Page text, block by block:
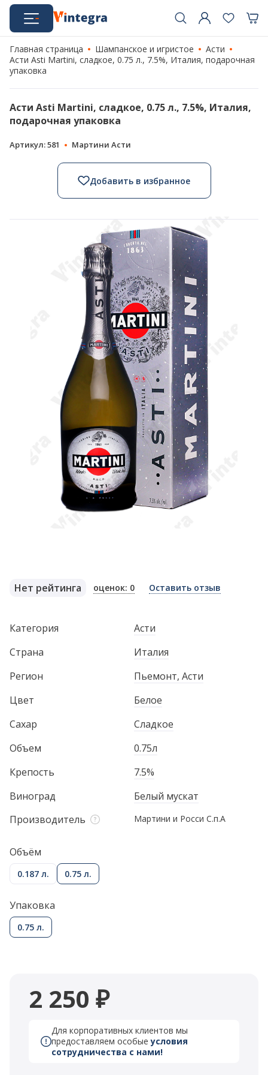
Главная страница Шампанское и игристое
Асти
Асти Asti Martini, сладкое, 0.75 л., 7.5%, Италия, подарочная
упаковка
Асти Asti Martini, сладкое, 0.75 л., 7.5%, Италия,
подарочная упаковка
Артикул: 581 Мартини Асти
Добавить в избранное
Нет рейтинга оценок: 0 Оставить отзыв
Категория
Асти
Страна
Италия
Регион
Пьемонт, Асти
Цвет
Белое
Сахар
Сладкое
Объем
0.75л
Крепость
7.5%
Виноград
Белый мускат
Производитель
Мартини и Росси С.п.А
Объём
0.187 л. 0.75 л.
Упаковка
0.75 л.
2 250 ₽
Для корпоративных клиентов мы
предоставляем особыеусловия
сотрудничества с нами!